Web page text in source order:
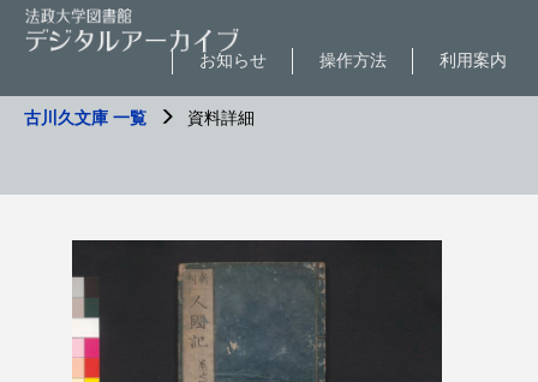
利用案内
操作方法
お知らせ
古川久文庫 一覧 資料詳細